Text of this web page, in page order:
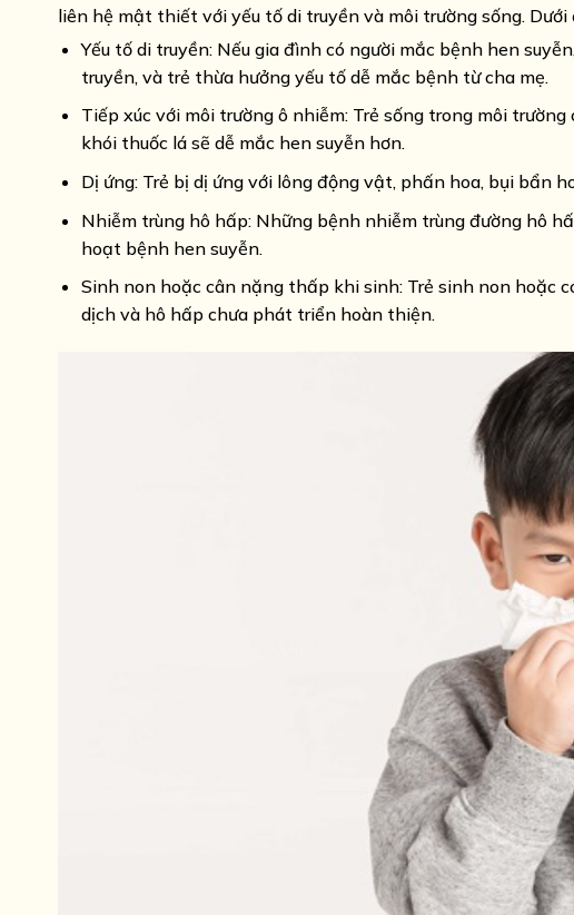
liên hệ mật thiết với yếu tố di truyền và môi trường sống.
Yếu tố di truyền: Nếu gia đình có người mắc bệnh hen
truyền, và trẻ thừa hưởng yếu tố dễ mắc bệnh từ cha mẹ.
Tiếp xúc với môi trường ô nhiễm: Trẻ sống trong môi
khói thuốc lá sẽ dễ mắc hen suyễn hơn.
Dị ứng: Trẻ bị dị ứng với lông động vật, phấn hoa, bụi bẩn
Nhiễm trùng hô hấp: Những bệnh nhiễm trùng đường hô
hoạt bệnh hen suyễn.
Sinh non hoặc cân nặng thấp khi sinh: Trẻ sinh non hoặc
dịch và hô hấp chưa phát triển hoàn thiện.